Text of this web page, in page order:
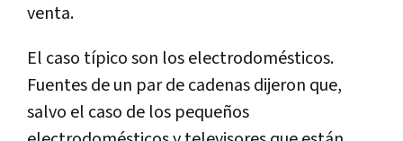
venta.
El caso típico son los electrodomésticos.
Fuentes de un par de cadenas dijeron que,
salvo el caso de los pequeños